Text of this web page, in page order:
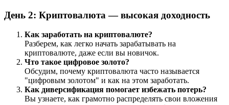
День 2: Криптовалюта — высокая доходность
Как заработать на криптовалюте?
Разберем, как легко начать зарабатывать на
криптовалюте, даже если вы новичок.
Что такое цифровое золото?
Обсудим, почему криптовалюта часто называется
"цифровым золотом" и как на этом заработать.
Как диверсификация помогает избежать потерь?
Вы узнаете, как грамотно распределять свои вложения